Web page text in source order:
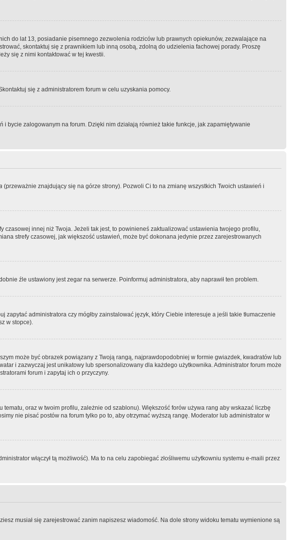
do lat 13, posiadanie pisemnego zezwolenia rodziców lub prawnych opiekunów, zezwalające na
skontaktuj się z prawnikiem lub inną osobą, zdolną do udzielenia fachowej porady. Proszę
się z nimi kontaktować w tej kwestii.
się z administratorem forum w celu uzyskania pomocy.
bycie zalogowanym na forum. Dzięki nim działają również takie funkcje, jak zapamiętywanie
(przeważnie znajdujący się na górze strony). Pozwoli Ci to na zmianę wszystkich Twoich ustawień i
czasowej innej niż Twoja. Jeżeli tak jest, to powinieneś zaktualizować ustawienia twojego profilu,
strefy czasowej, jak większość ustawień, może być dokonana jedynie przez zarejestrowanych
źle ustawiony jest zegar na serwerze. Poinformuj administratora, aby naprawił ten problem.
administratora czy mógłby zainstalować język, który Ciebie interesuje a jeśli takie tłumaczenie
w stopce).
może być obrazek powiązany z Twoją rangą, najprawdopodobniej w formie gwiazdek, kwadratów lub
i zazwyczaj jest unikatowy lub spersonalizowany dla każdego użytkownika. Administrator forum może
forum i zapytaj ich o przyczyny.
oraz w twoim profilu, zależnie od szablonu). Większość forów używa rang aby wskazać liczbę
nie pisać postów na forum tylko po to, aby otrzymać wyższą rangę. Moderator lub administrator w
włączył tą możliwość). Ma to na celu zapobiegać złośliwemu użytkowniu systemu e-maili przez
musiał się zarejestrować zanim napiszesz wiadomość. Na dole strony widoku tematu wymienione są